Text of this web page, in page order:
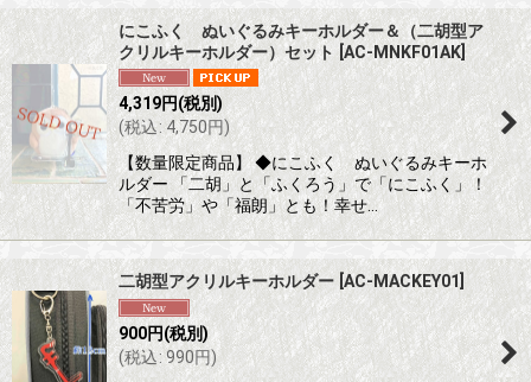
にこふく ぬいぐるみキーホルダー＆（二胡型ア
クリルキーホルダー）セット [AC-MNKF01AK]
4,319円(税別)
(税込: 4,750円)
【数量限定商品】 ◆にこふく ぬいぐるみキーホ
ルダー 「二胡」と「ふくろう」で「にこふく」！
「不苦労」や「福朗」とも！幸せ…
二胡型アクリルキーホルダー AC-MACKEY01
900円(税別)
(税込: 990円)